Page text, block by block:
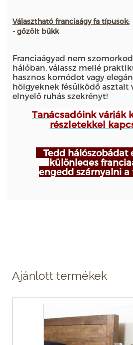
Választható franciaágyfa típusok:
- gőzölt bükk
Franciaágyad nem
hálóban, válassz mellé
hasznos komódot vagy
hölgyeknek fésülködő
elnyelő ruhás szekrényt!
Tanácsadóinkvárják
részletekkel
Tedd hálószobádat
különleges
engedd szárnyalni a
Ajánlott termékek